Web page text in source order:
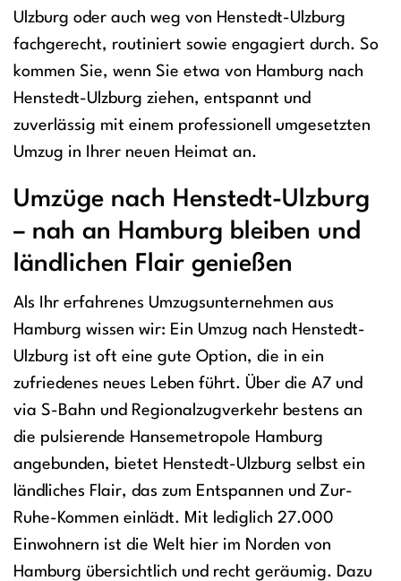
Ulzburg oder auch weg von Henstedt-Ulzburg
fachgerecht, routiniert sowie engagiert durch. So
kommen Sie, wenn Sie etwa von Hamburg nach
Henstedt-Ulzburg ziehen, entspannt und
zuverlässig mit einem professionell umgesetzten
Umzug in Ihrer neuen Heimat an.
Umzüge nach Henstedt-Ulzburg
– nah an Hamburg bleiben und
ländlichen Flair genießen
Als Ihr erfahrenes Umzugsunternehmen aus
Hamburg wissen wir: Ein Umzug nach Henstedt-
Ulzburg ist oft eine gute Option, die in ein
zufriedenes neues Leben führt. Über die A7 und
via S-Bahn und Regionalzugverkehr bestens an
die pulsierende Hansemetropole Hamburg
angebunden, bietet Henstedt-Ulzburg selbst ein
ländliches Flair, das zum Entspannen und Zur-
Ruhe-Kommen einlädt. Mit lediglich 27.000
Einwohnern ist die Welt hier im Norden von
Hamburg übersichtlich und recht geräumig. Dazu